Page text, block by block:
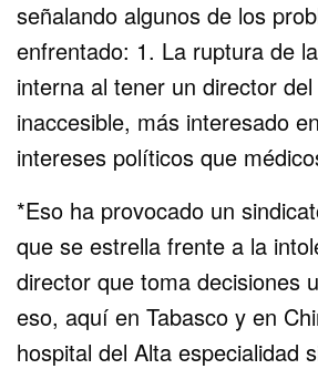
señalando algunos de los
enfrentado: 1. La ruptura de
interna al tener un director
inaccesible, más interesado
intereses políticos que
*Eso ha provocado un
que se estrella frente a la
director que toma decisiones
eso, aquí en Tabasco y en
hospital del Alta especialidad